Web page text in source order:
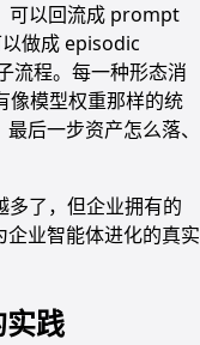
可以回流成 prompt
做成 episodic
流程。每一种形态消
模型权重那样的统
后一步资产怎么落、
了，但企业拥有的
业智能体进化的真实
践